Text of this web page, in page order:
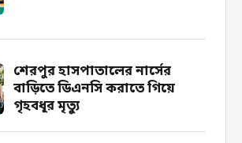
শেরপুর হাসপাতালের নার্সের
বাড়িতে ডিএনসি করাতে গিয়ে
গৃহবধূর মৃত্যু